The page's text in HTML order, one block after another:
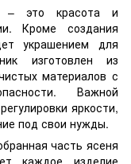
– это красота и
Кроме создания
украшением для
изготовлен из
материалов с
Важной
яркости,
под свои нужды.
часть ясеня
каждое изделие